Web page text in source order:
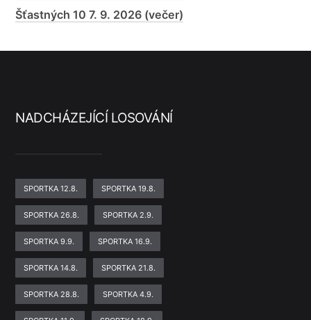
Šťastných 10 7. 9. 2026 (večer)
NADCHÁZEJÍCÍ LOSOVÁNÍ
SPORTKA 12.8. SPORTKA 19.8.
SPORTKA 26.8. SPORTKA 2.9.
SPORTKA 9.9. SPORTKA 16.9.
SPORTKA 14.8. SPORTKA 21.8.
SPORTKA 28.8. SPORTKA 4.9.